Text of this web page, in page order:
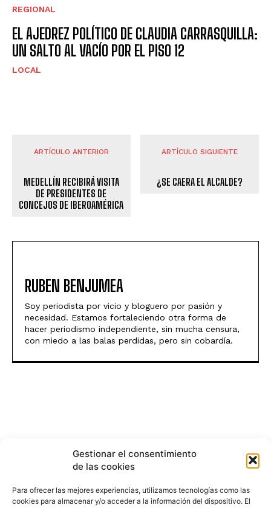
Gestionar el consentimiento
de las cookies
Para ofrecer las mejores experiencias, utilizamos tecnologías como las
cookies para almacenar y/o acceder a la información del dispositivo. El
REGIONAL
EL AJEDREZ POLÍTICO DE CLAUDIA CARRASQUILLA:
UN SALTO AL VACÍO POR EL PISO 12
LOCAL
ARTÍCULO ANTERIOR
MEDELLÍN RECIBIRÁ VISITA
DE PRESIDENTES DE
CONCEJOS DE IBEROAMÉRICA
ARTÍCULO SIGUIENTE
¿SE CAERA EL ALCALDE?
RUBEN BENJUMEA
Soy periodista por vicio y bloguero por pasión y
necesidad. Estamos fortaleciendo otra forma de
hacer periodismo independiente, sin mucha censura,
con miedo a las balas perdidas, pero sin cobardía.